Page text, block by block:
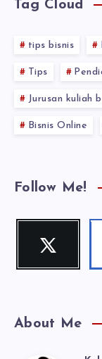
Tag Cloud
tips bisnis
Tips
Jurusan kuliah
Bisnis Online
Follow Me!
Twitter
Follow
About Me